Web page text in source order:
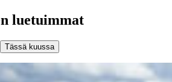
luetuimmat
Tässä kuussa